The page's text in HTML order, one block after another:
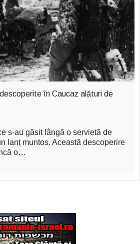
în Mexic
a
şi
soţia
în Caucaz alături de
s-au găsit lângă o servietă de
lanț muntos. Această descoperire
o…